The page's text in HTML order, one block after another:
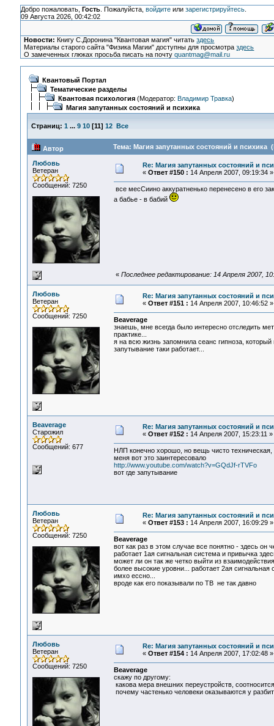
Добро пожаловать, Гость. Пожалуйста, войдитеили зарегистрируйтесь.
09 Августа 2026, 00:42:02
Новости: Книгу С.Доронина "Квантовая магия" читатьздесь
Материалы старого сайта "Физика Магии" доступны для просмотраздесь
О замеченных глюках просьба писать на почтуquantmag@mail.ru
Квантовый Портал
Тематические разделы
Квантовая психология(Модератор: Владимир Травка)
Магия запутанных состояний и психика
Страниц: 1 ... 9 10[11] 12 Все
Автор Тема: Магия запутанных состояний и психика
Любовь
Ветеран
Сообщений: 7250
Re: Магия запутанных состояний и
« Ответ #150 : 14 Апреля 2007, 09:19:34 »
все месСиино аккуратненько перенесено в его
а бабье - в бабий
« Последнее редактирование: 14 Апреля 2007,
Любовь
Ветеран
Сообщений: 7250
Re: Магия запутанных состояний и
« Ответ #151 : 14 Апреля 2007, 10:46:52 »
Beaverage
знаешь, мне всегда было интересно отследить
практике...
я на всю жизнь запомнила сеанс гипноза,
запутывание таки работает...
Beaverage
Старожил
Сообщений: 677
Re: Магия запутанных состояний и
« Ответ #152 : 14 Апреля 2007, 15:23:11 »
НЛП конечно хорошо, но вещь чисто
меня вот это заинтересовало
http://www.youtube.com/watch?v=GQdJf-rTVFo
вот где запутывание
Любовь
Ветеран
Сообщений: 7250
Re: Магия запутанных состояний и
« Ответ #153 : 14 Апреля 2007, 16:09:29 »
Beaverage
вот как раз в этом случае все понятно - здесь он
работает 1ая сигнальная система и привычка
может ли он так же четко выйти из
более высокие уровни... работает 2ая
имхо ессно...
вроде как его показывали по ТВ не так давно
Любовь
Ветеран
Сообщений: 7250
Re: Магия запутанных состояний и
« Ответ #154 : 14 Апреля 2007, 17:02:48 »
Beaverage
скажу по другому:
какова мера внешних переустройств,
почему частенько человеки оказываются у